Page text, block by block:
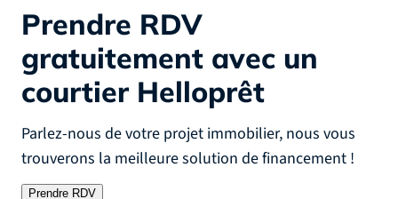
Prendre RDV
gratuitement avec un
courtier Helloprêt
Parlez-nous de votre projet immobilier, nous vous
trouverons la meilleure solution de financement !
Prendre RDV